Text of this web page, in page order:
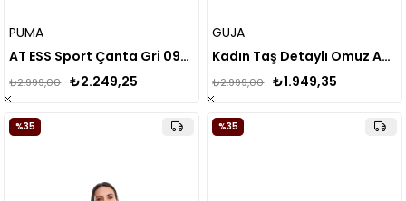
PUMA
AT ESS Sport Çanta Gri 090780
₺2.249,25
₺2.999,00
GUJA
Kadın Taş Detaylı Omuz Askılı Çanta
₺1.949,35
₺2.999,00
%35 %35